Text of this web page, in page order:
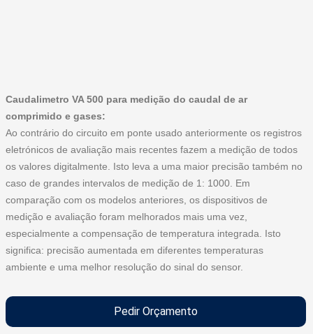
Caudalimetro VA 500 para medição do caudal de ar
comprimido e gases:
Ao contrário do circuito em ponte usado anteriormente os registros
eletrónicos de avaliação mais recentes fazem a medição de todos
os valores digitalmente. Isto leva a uma maior precisão também no
caso de grandes intervalos de medição de 1: 1000. Em
comparação com os modelos anteriores, os dispositivos de
medição e avaliação foram melhorados mais uma vez,
especialmente a compensação de temperatura integrada. Isto
significa: precisão aumentada em diferentes temperaturas
ambiente e uma melhor resolução do sinal do sensor.
Pedir Orçamento